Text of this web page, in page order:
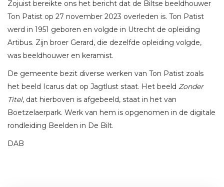
Zojuist bereikte ons het bericht dat de Biltse beeldhouwer
Ton Patist op 27 november 2023 overleden is. Ton Patist
werd in 1951 geboren en volgde in Utrecht de opleiding
Artibus. Zijn broer Gerard, die dezelfde opleiding volgde,
was beeldhouwer en keramist.
De gemeente bezit diverse werken van Ton Patist zoals
het beeld Icarus dat op Jagtlust staat. Het beeld Zonder
Titel, dat hierboven is afgebeeld, staat in het van
Boetzelaerpark. Werk van hem is opgenomen in de digitale
rondleiding Beelden in De Bilt.
DAB